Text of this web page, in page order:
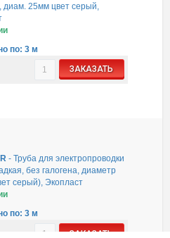
диам. 25мм цвет серый,
по: 3 м
ЗАКАЗАТЬ
-Труба для электропроводки
без галогена, диаметр
серый), Экопласт
по: 3 м
ЗАКАЗАТЬ